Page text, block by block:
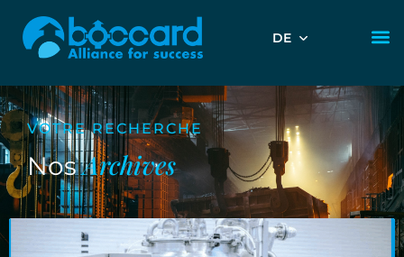
DE
VOTRE RECHERCHE
NosArchives